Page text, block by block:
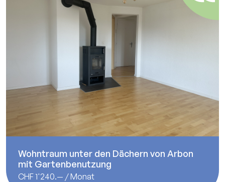
Wohntraum unter den Dächern von Arbon
mit Gartenbenutzung
CHF 1'240.— / Monat